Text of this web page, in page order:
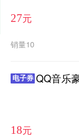
27元
销量10
电子券 QQ音乐
18元